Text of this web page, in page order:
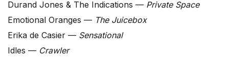
Durand Jones & The Indications — Private Space
Emotional Oranges — The Juicebox
Erika de Casier — Sensational
Idles — Crawler